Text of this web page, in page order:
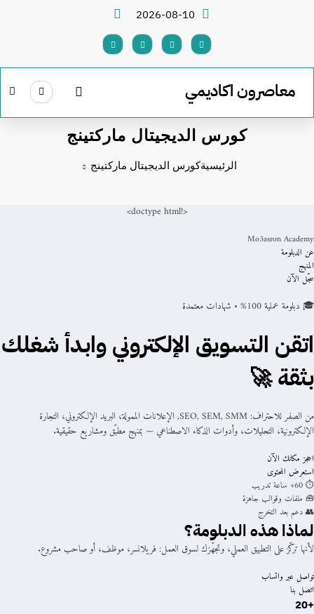
2026-08-10
معاصرون اكاديمي
كورس الديجيتال ماركتينج
الرئيسيةكورس الديجيتال ماركتينج
<!doctype html>
Mo3asron Academy
عن الدبلومة
المنهج
سجّل الآن
🎓 دبلومة عملية 100% • شهادات معتمدة
اتقن التسويق الإلكتروني وابدأ شغلك
بثقة 🚀
من الصفر للاحتراف: SEO, SEM, SMM, الإعلانات الممولة، البريد الإلكتروني، التجارة
الإلكترونية، التحليلات، وأدوات الذكاء الاصطناعي — بمنهج مطبّق ومشاريع حقيقية.
احجز مكانك الآن
استعرض المحتوى
⏱️ 60+ ساعة تدريب
🧰 ملفات وقوالب جاهزة
👥 دعم بعد التخرج
لماذا هذه الدبلومة؟
لأنها تركّز على التطبيق العملي، وتجهّزك لسوق العمل: فريلانسر، موظف، أو صاحب مشروع.
تواصل عبر واتساب
اتصل بنا
+20